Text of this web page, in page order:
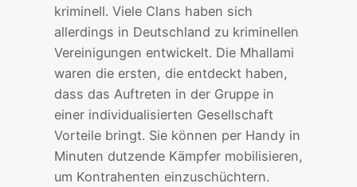
kriminell. Viele Clans haben sich
allerdings in Deutschland zu kriminellen
Vereinigungen entwickelt. Die Mhallami
waren die ersten, die entdeckt haben,
dass das Auftreten in der Gruppe in
einer individualisierten Gesellschaft
Vorteile bringt. Sie können per Handy in
Minuten dutzende Kämpfer mobilisieren,
um Kontrahenten einzuschüchtern.